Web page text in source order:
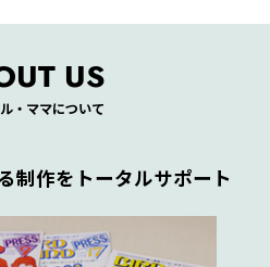
US
・ママについて
制作をトータルサポート